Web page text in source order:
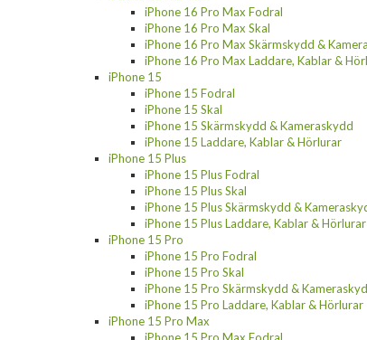
iPhone 16 Pro Max Fodral
iPhone 16 Pro Max Skal
iPhone 16 Pro Max Skärmskydd &
iPhone 16 Pro Max Laddare, Kablar &
iPhone 15
iPhone 15 Fodral
iPhone 15 Skal
iPhone 15 Skärmskydd & Kameraskydd
iPhone 15 Laddare, Kablar & Hörlurar
iPhone 15 Plus
iPhone 15 Plus Fodral
iPhone 15 Plus Skal
iPhone 15 Plus Skärmskydd &
iPhone 15 Plus Laddare, Kablar & Hörlurar
iPhone 15 Pro
iPhone 15 Pro Fodral
iPhone 15 Pro Skal
iPhone 15 Pro Skärmskydd &
iPhone 15 Pro Laddare, Kablar & Hörlurar
iPhone 15 Pro Max